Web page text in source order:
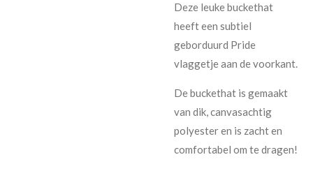
Deze leuke buckethat
heeft een subtiel
geborduurd Pride
vlaggetje aan de voorkant.
De buckethat is gemaakt
van dik, canvasachtig
polyester en is zacht en
comfortabel om te dragen!